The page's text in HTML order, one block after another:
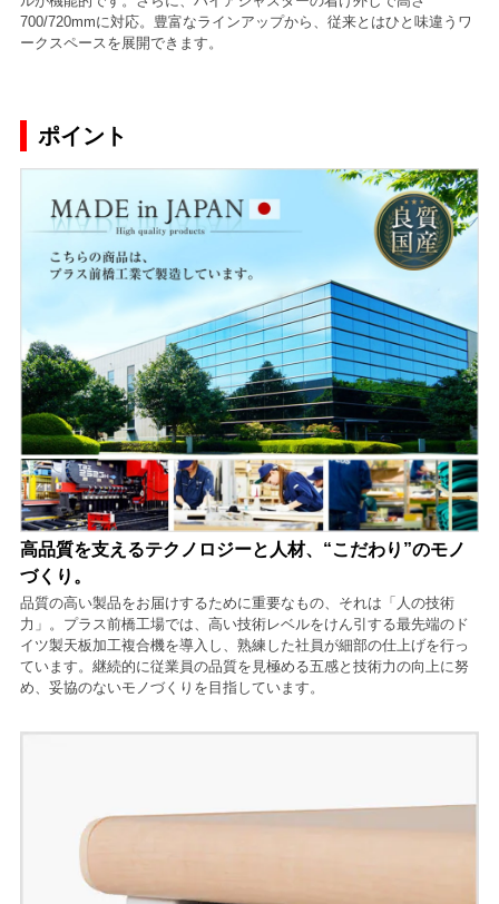
700/720mmに対応。豊富なラインアップから、従来とはひと味違うワ
ークスペースを展開できます。
ポイント
高品質を支えるテクノロジーと人材、“こだわり”のモノ
づくり。
品質の高い製品をお届けするために重要なもの、それは「人の技術
力」。プラス前橋工場では、高い技術レベルをけん引する最先端のド
イツ製天板加工複合機を導入し、熟練した社員が細部の仕上げを行っ
ています。継続的に従業員の品質を見極める五感と技術力の向上に努
め、妥協のないモノづくりを目指しています。